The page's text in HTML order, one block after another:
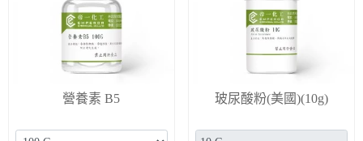
營養素 B5 玻尿酸粉(美國)(10g)